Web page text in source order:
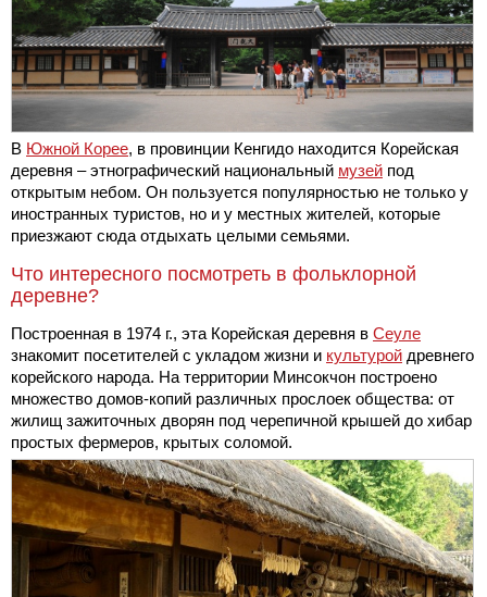
В Южной Корее, в провинции Кенгидо находится Корейская
деревня – этнографический национальный музей под
открытым небом. Он пользуется популярностью не только у
иностранных туристов, но и у местных жителей, которые
приезжают сюда отдыхать целыми семьями.
Что интересного посмотреть в фольклорной
деревне?
Построенная в 1974 г., эта Корейская деревня в Сеуле
знакомит посетителей с укладом жизни и культурой древнего
корейского народа. На территории Минсокчон построено
множество домов-копий различных прослоек общества: от
жилищ зажиточных дворян под черепичной крышей до хибар
простых фермеров, крытых соломой.